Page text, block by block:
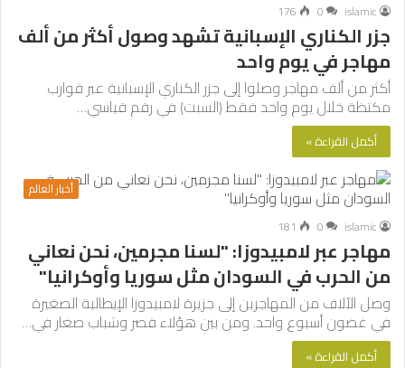
islamic
0
176
جزر الكناري الإسبانية تشهد وصول أكثر من ألف
مهاجر في يوم واحد
أكثر من ألف مهاجر وصلوا إلى جزر الكناري الإسبانية عبر قوارب
مكتظة خلال يوم واحد فقط (السبت) في رقم قياسي…
أكمل القراءة »
أخبار العالم
islamic
0
181
مهاجر عبر لامبيدوزا: "لسنا مجرمين، نحن نعاني
من الحرب في السودان مثل سوريا وأوكرانيا"
وصل الآلاف من المهاجرين إلى جزيرة لامبيدوزا الإيطالية الصغيرة
في غضون أسبوع واحد. ومن بين هؤلاء قصر وشباب صغار في…
أكمل القراءة »